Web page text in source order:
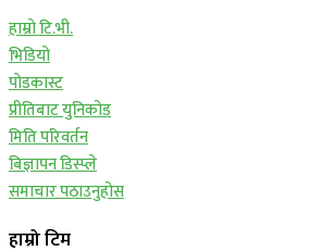
हाम्रो टि.भी.
भिडियो
पोडकास्ट
प्रीतिबाट युनिकोड
मिति परिवर्तन
बिज्ञापन डिस्प्ले
समाचार पठाउनुहोस
हाम्रो टिम